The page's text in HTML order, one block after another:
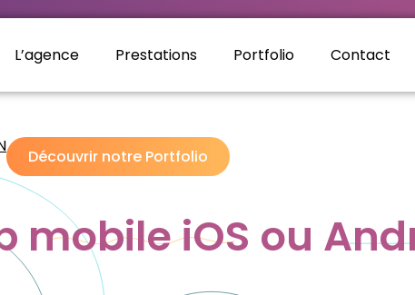
L’agence Prestations Portfolio Contact
Découvrir notre Portfolio
mobile iOS ou